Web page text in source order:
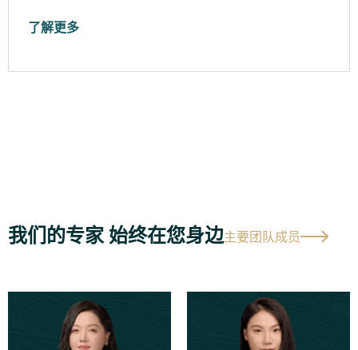
了解更多
我们的专家 始终在您身边主要团队成员